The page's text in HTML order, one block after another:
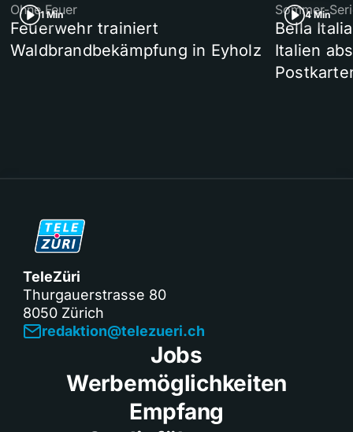
1 Min
Ohne Feuer
Feuerwehr trainiert
Waldbrandbekämpfung in Eyholz
4 Min
Sommer-
Bella
Italien
TeleZüri
Thurgauerstrasse 80
8050 Zürich
redaktion@telezueri.ch
Jobs
Werbemöglichkeiten
Empfang